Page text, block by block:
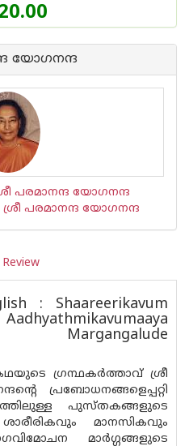
യോഗനന്ദ
പരമാനന്ദ യോഗനന്ദ
ശ്രീ പരമാനന്ദ യോഗനന്ദ
: Shaareerikavum
Margangalude
ഗ്രന്ഥകർത്താവ് ശ്രീ
പ്രബോധനങ്ങളെപ്പറ്റി
പുസ്‌തകങ്ങളുടെ
മാനസികവും
മാർഗ്ഗങ്ങളുടെ